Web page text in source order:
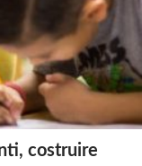
costruire